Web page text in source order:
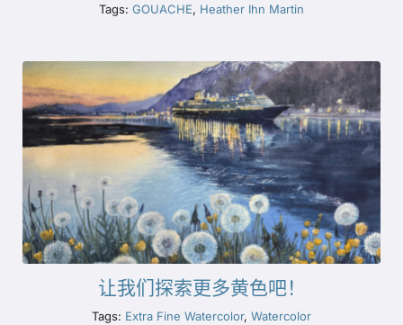
Tags: GOUACHE, Heather Ihn Martin
让我们探索更多黄色吧！
Tags: Extra Fine Watercolor, Watercolor